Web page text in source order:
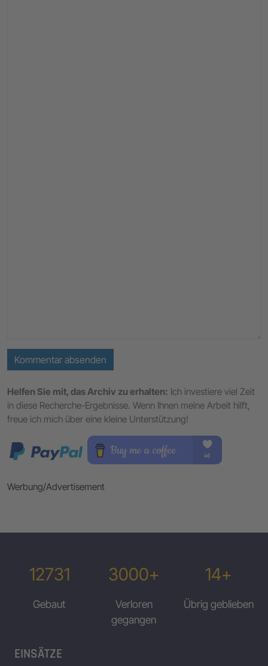
Kommentar absenden
Helfen Sie mit, das Archiv zu erhalten: Ich investiere viel Zeit
in diese Recherche-Ergebnisse. Wenn Ihnen meine Arbeit hilft,
freue ich mich über eine kleine Unterstützung!
Werbung/Advertisement
12731
Gebaut
3000+
Verloren
gegangen
14+
Übrig geblieben
EINSÄTZE